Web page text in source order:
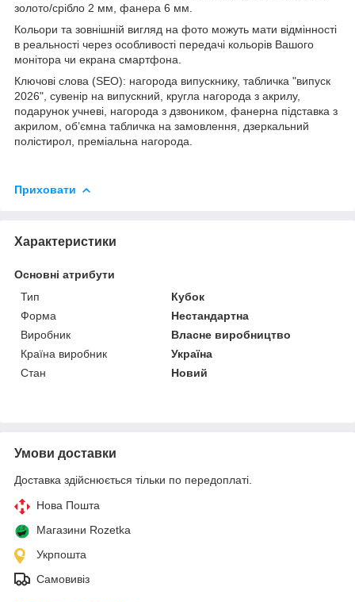
золото/срібло 2 мм, фанера 6 мм.
Кольори та зовнішній вигляд на фото можуть мати відмінності
в реальності через особливості передачі кольорів Вашого
монітора чи екрана смартфона.
Ключові слова (SEO): нагорода випускнику, табличка "випуск
2026", сувенір на випускний, кругла нагорода з акрилу,
подарунок учневі, нагорода з дзвоником, фанерна підставка з
акрилом, об’ємна табличка на замовлення, дзеркальний
полістирол, преміальна нагорода.
Приховати
Характеристики
Основні атрибути
Тип
Кубок
Форма
Нестандартна
Виробник
Власне виробництво
Країна виробник
Україна
Стан
Новий
Умови доставки
Доставка здійснюється тільки по передоплаті.
Нова Пошта
Магазини Rozetka
Укрпошта
Самовивіз